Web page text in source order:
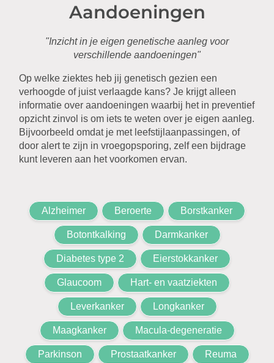
Aandoeningen
"Inzicht in je eigen genetische aanleg voor
verschillende aandoeningen"
Op welke ziektes heb jij genetisch gezien een
verhoogde of juist verlaagde kans? Je krijgt alleen
informatie over aandoeningen waarbij het in preventief
opzicht zinvol is om iets te weten over je eigen aanleg.
Bijvoorbeeld omdat je met leefstijlaanpassingen, of
door alert te zijn in vroegopsporing, zelf een bijdrage
kunt leveren aan het voorkomen ervan.
Alzheimer Beroerte Borstkanker
Botontkalking Darmkanker
Diabetes type 2 Eierstokkanker
Glaucoom Hart- en vaatziekten
Leverkanker Longkanker
Maagkanker Macula-degeneratie
Parkinson Prostaatkanker Reuma